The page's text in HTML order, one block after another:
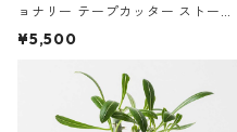
ョナリー テープカッター ストーン
サンドカラー 石調 ideaco Station
¥5,500